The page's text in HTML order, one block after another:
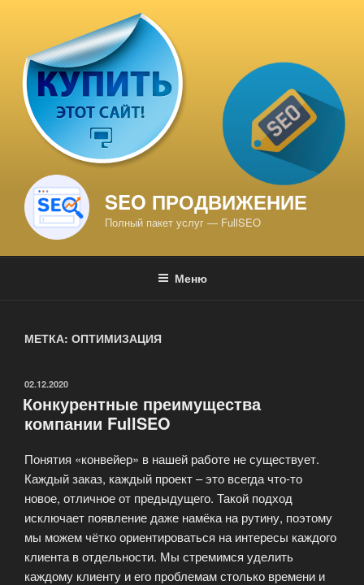
содержимому
SEO ПРОДВИЖЕНИЕ
Полный пакет услуг — FullSEO
Меню
МЕТКА: ОПТИМИЗАЦИЯ
ОПУБЛИКОВАНО
02.12.2020
Конкурентные преимущества
компании FullSEO
Понятия «конвейер» в нашей работе не существует.
Каждый заказ, каждый проект – это всегда что-то
новое, отличное от предыдущего. Такой подход
исключает появление даже намёка на рутину, поэтому
мы можем чётко ориентироваться на интересы каждого
клиента в отдельности. Мы стремимся уделить
каждому клиенту и его проблемам столько времени и